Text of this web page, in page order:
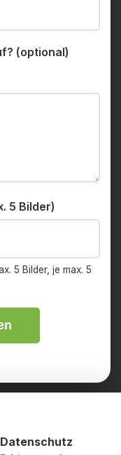
(optional)
5 Bilder)
5 Bilder, je max. 5